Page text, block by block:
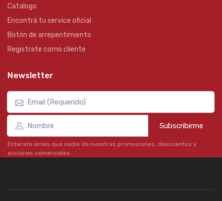
Catalogo
Encontrá tu service oficial
Botón de arrepentimiento
Registrate como cliente
Newsletter
Subscribirme
Enterate antes que nadie de nuestras promociones, descuentos y
acciones comerciales.